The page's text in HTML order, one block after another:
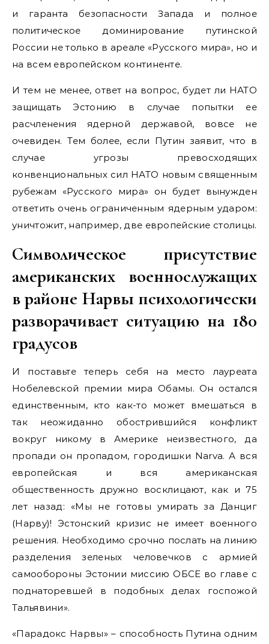
и гаранта безопасности Запада и полное
политическое доминирование путинской
России не только в ареале «Русского мира», но и
на всем европейском континенте.
И тем не менее, ответ на вопрос, будет ли НАТО
защищать Эстонию в случае попытки ее
расчленения ядерной державой, вовсе не
очевиден. Тем более, если Путин заявит, что в
случае угрозы превосходящих
конвенциональных сил НАТО новым священным
рубежам «Русского мира» он будет вынужден
ответить очень ограниченным ядерным ударом:
уничтожит, например, две европейские столицы.
Символическое присутствие
американских военнослужащих
в районе Нарвы психологически
разворачивает ситуацию на 180
градусов
И поставьте теперь себя на место лауреата
Нобелевской премии мира Обамы. Он остался
единственным, кто как-то может вмешаться в
так неожиданно обострившийся конфликт
вокруг никому в Америке неизвестного, да
пропади он пропадом, городишки Narva. А вся
европейская и вся американская
общественность дружно восклицают, как и 75
лет назад: «Мы не готовы умирать за Данциг
(Нарву)! Эстонский кризис не имеет военного
решения. Необходимо срочно послать на линию
разделения зеленых человечков с армией
самообороны Эстонии миссию ОБСЕ во главе с
поднаторевшей в подобных делах госпожой
Тальявини».
«Парадокс Нарвы» – способность Путина одним